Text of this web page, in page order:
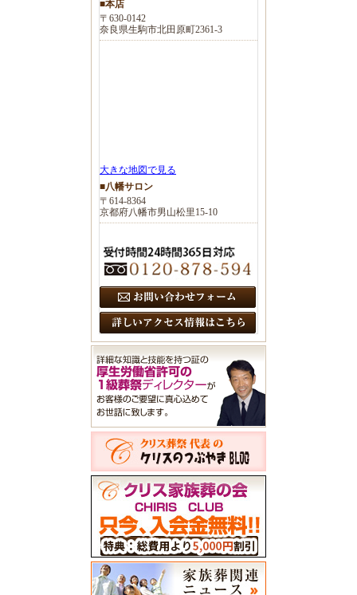
■本店
〒630-0142
奈良県生駒市北田原町2361-3
大きな地図で見る
■八幡サロン
〒614-8364
京都府八幡市男山松里15-10